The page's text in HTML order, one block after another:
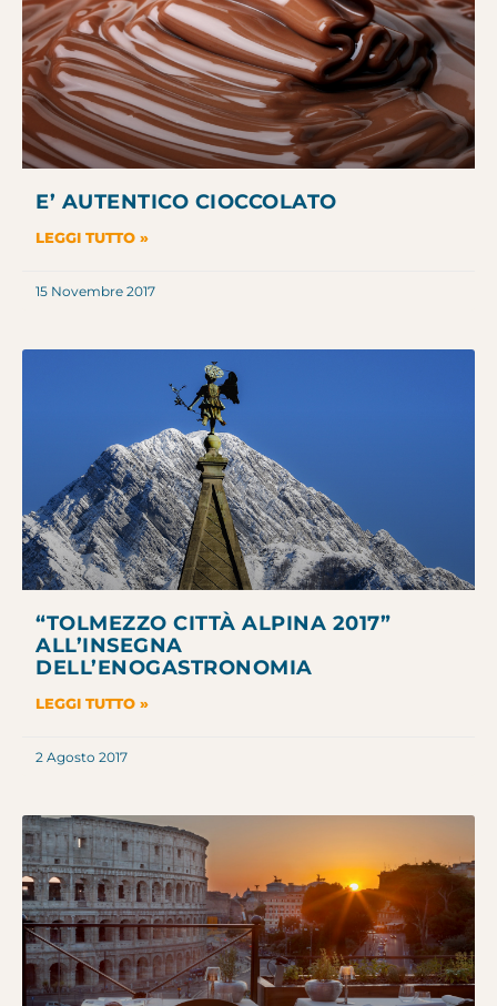
E’ AUTENTICO CIOCCOLATO
LEGGI TUTTO »
15 Novembre 2017
“TOLMEZZO CITTÀ ALPINA 2017”
ALL’INSEGNA
DELL’ENOGASTRONOMIA
LEGGI TUTTO »
2 Agosto 2017